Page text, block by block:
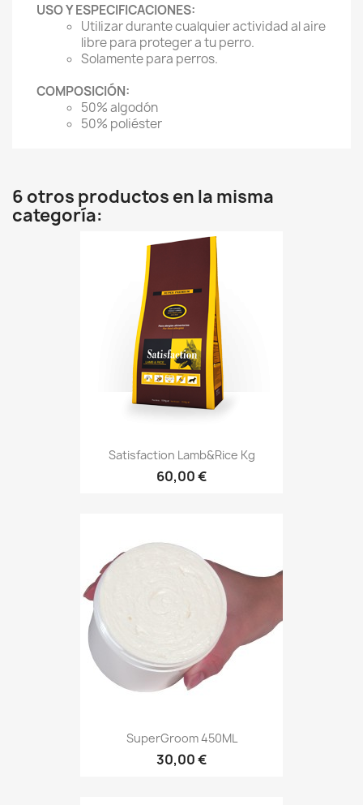
USO Y ESPECIFICACIONES:
Utilizar durante cualquier actividad al aire
libre para proteger a tu perro.
Solamente para perros.
COMPOSICIÓN:
50% algodón
50% poliéster
6 otros productos en la misma
categoría:
Satisfaction Lamb&Rice Kg
60,00 €
SuperGroom 450ML
30,00 €